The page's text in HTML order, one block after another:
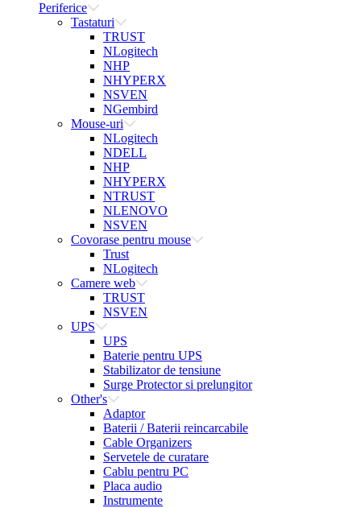
Periferice
Tastaturi
TRUST
NLogitech
NHP
NHYPERX
NSVEN
NGembird
Mouse-uri
NLogitech
NDELL
NHP
NHYPERX
NTRUST
NLENOVO
NSVEN
Covorase pentru mouse
Trust
NLogitech
Camere web
TRUST
NSVEN
UPS
UPS
Baterie pentru UPS
Stabilizator de tensiune
Surge Protector si prelungitor
Other's
Adaptor
Baterii / Baterii reincarcabile
Cable Organizers
Servetele de curatare
Cablu pentru PC
Placa audio
Instrumente